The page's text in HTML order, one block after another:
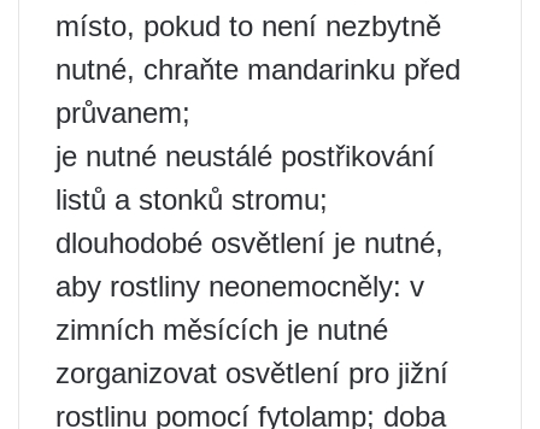
místo, pokud to není nezbytně
nutné, chraňte mandarinku před
průvanem;
je nutné neustálé postřikování
listů a stonků stromu;
dlouhodobé osvětlení je nutné,
aby rostliny neonemocněly: v
zimních měsících je nutné
zorganizovat osvětlení pro jižní
rostlinu pomocí fytolamp; doba